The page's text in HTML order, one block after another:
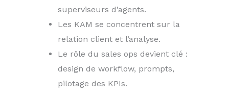
superviseurs d’agents.
Les KAM se concentrent sur la
relation client et l’analyse.
Le rôle du sales ops devient clé :
design de workflow, prompts,
pilotage des KPIs.